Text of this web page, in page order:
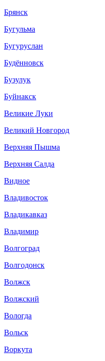
Брянск
Бугульма
Бугуруслан
Будённовск
Бузулук
Буйнакск
Великие Луки
Великий Новгород
Верхняя Пышма
Верхняя Салда
Видное
Владивосток
Владикавказ
Владимир
Волгоград
Волгодонск
Волжск
Волжский
Вологда
Вольск
Воркута